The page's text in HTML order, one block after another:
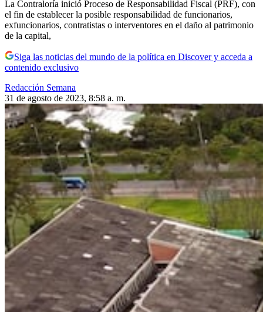
La Contraloría inició Proceso de Responsabilidad Fiscal (PRF), con
el fin de establecer la posible responsabilidad de funcionarios,
exfuncionarios, contratistas o interventores en el daño al patrimonio
de la capital,
Siga las noticias del mundo de la política en Discover y acceda a
contenido exclusivo
Redacción Semana
31 de agosto de 2023, 8:58 a. m.